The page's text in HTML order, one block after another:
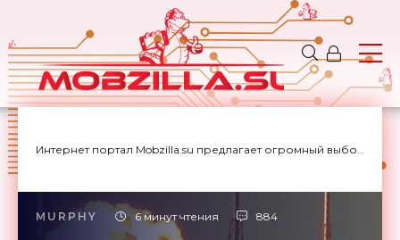
Интернет портал Mobzilla.su предлагает огромный выбор новостей с доставкой на дом.
MURPHY 6 минут чтения 884